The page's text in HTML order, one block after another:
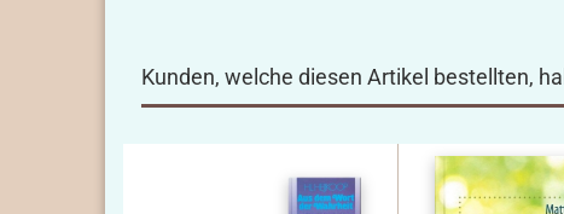
Kunden, welche diesen Artikel bestellten,